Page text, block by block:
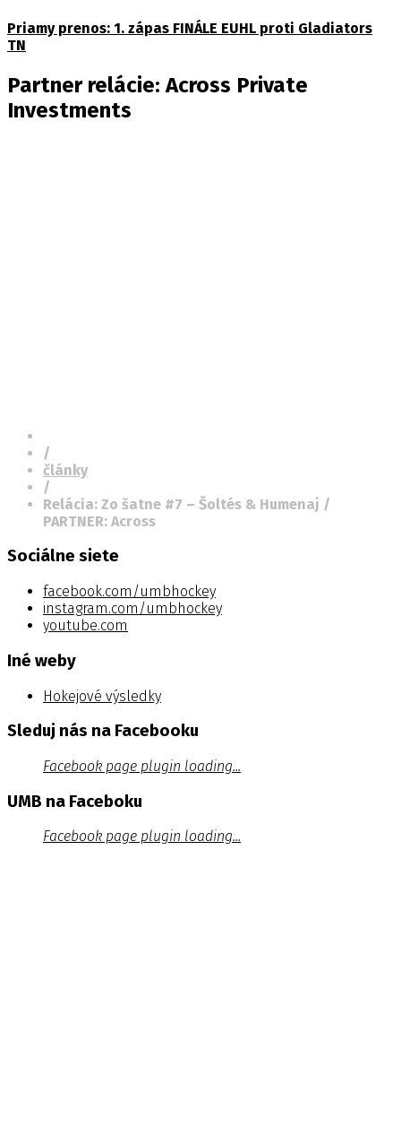
Priamy prenos: 1. zápas FINÁLE EUHL proti Gladiators
TN
Partner relácie: Across Private
Investments
/
články
/
Relácia: Zo šatne #7 – Šoltés & Humenaj /
PARTNER: Across
Sociálne siete
facebook.com/umbhockey
instagram.com/umbhockey
youtube.com
Iné weby
Hokejové výsledky
Sleduj nás na Facebooku
Facebook page plugin loading...
UMB na Faceboku
Facebook page plugin loading...